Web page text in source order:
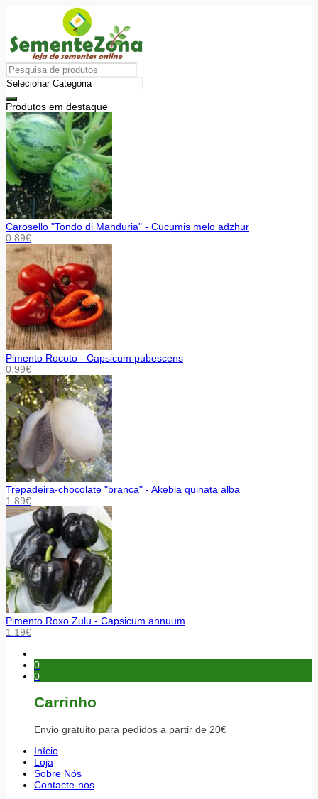
Produtos em destaque
Carosello "Tondo di Manduria" - Cucumis melo adzhur
0.89€
Pimento Rocoto - Capsicum pubescens
0.99€
Trepadeira-chocolate "branca" - Akebia quinata alba
1.89€
Pimento Roxo Zulu - Capsicum annuum
1.19€
0
0
Carrinho
Envio gratuito para pedidos a partir de 20€
Início
Loja
Sobre Nós
Contacte-nos